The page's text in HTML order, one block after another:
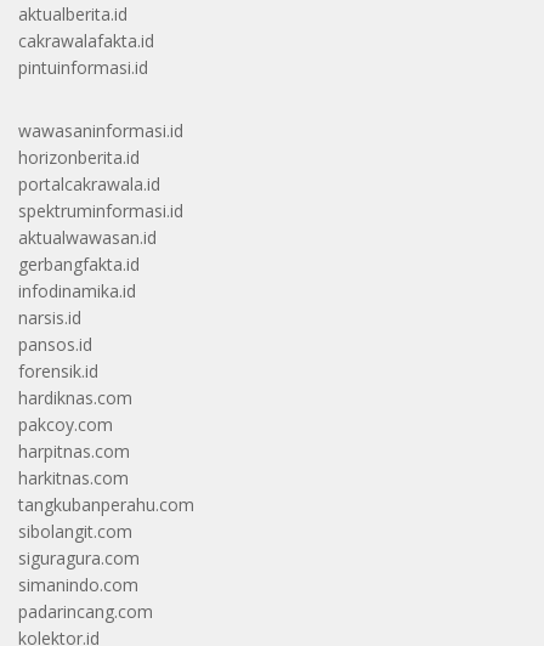
aktualberita.id
cakrawalafakta.id
pintuinformasi.id
wawasaninformasi.id
horizonberita.id
portalcakrawala.id
spektruminformasi.id
aktualwawasan.id
gerbangfakta.id
infodinamika.id
narsis.id
pansos.id
forensik.id
hardiknas.com
pakcoy.com
harpitnas.com
harkitnas.com
tangkubanperahu.com
sibolangit.com
siguragura.com
simanindo.com
padarincang.com
kolektor.id